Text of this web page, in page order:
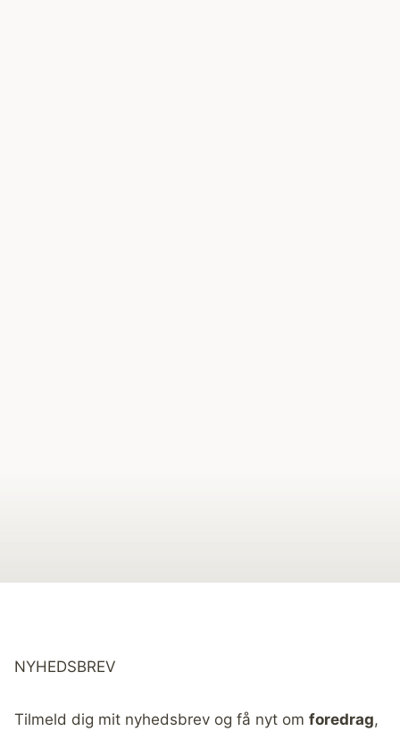
NYHEDSBREV
Tilmeld dig mit nyhedsbrev og få nyt om foredrag,